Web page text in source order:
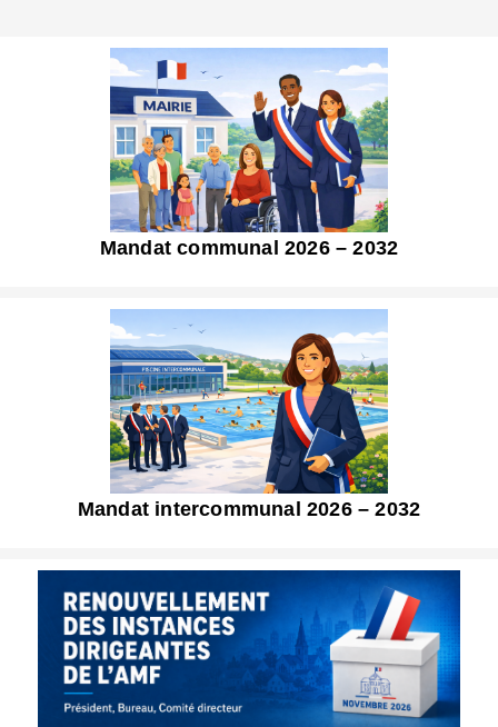
Mandat communal 2026 – 2032
Mandat intercommunal 2026 – 2032